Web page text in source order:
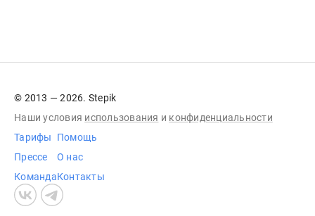
© 2013 — 2026. Stepik
Наши условия использования и конфиденциальности
Тарифы
Прессе
Команда
Помощь
О нас
Контакты